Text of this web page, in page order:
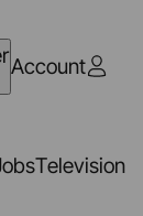
Account
Television